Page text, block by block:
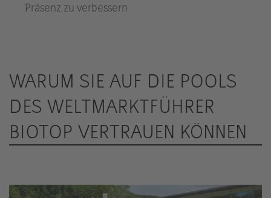
Präsenz zu verbessern
WARUM SIE AUF DIE POOLS
DES WELTMARKTFÜHRER
BIOTOP VERTRAUEN KÖNNEN